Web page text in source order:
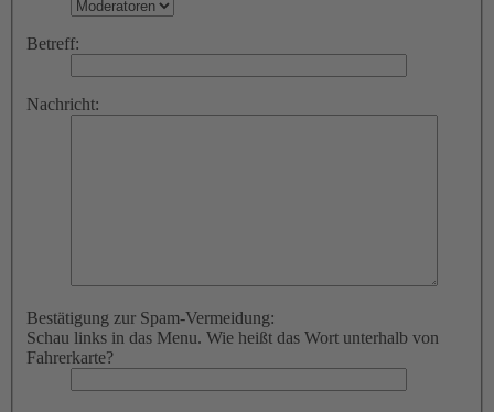
Betreff:
Nachricht:
Bestätigung zur Spam-Vermeidung:
Schau links in das Menu. Wie heißt das Wort unterhalb von
Fahrerkarte?